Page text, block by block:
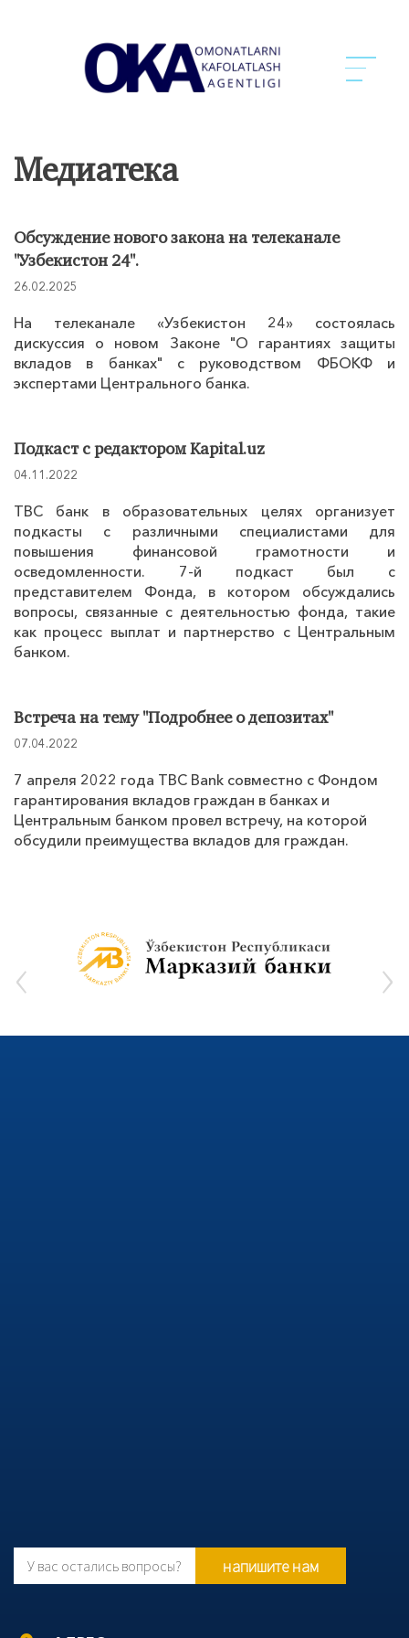
Медиатека
Обсуждение нового закона на телеканале
"Узбекистон 24".
26.02.2025
На телеканале «Узбекистон 24» состоялась
дискуссия о новом Законе "О гарантиях защиты
вкладов в банках" с руководством ФБОКФ и
экспертами Центрального банка.
Подкаст с редактором Kapital.uz
04.11.2022
TBC банк в образовательных целях организует
подкасты с различными специалистами для
повышения финансовой грамотности и
осведомленности. 7-й подкаст был с
представителем Фонда, в котором обсуждались
вопросы, связанные с деятельностью фонда, такие
как процесс выплат и партнерство с Центральным
банком.
Встреча на тему "Подробнее о депозитах"
07.04.2022
7 апреля 2022 года TBC Bank совместно с Фондом
гарантирования вкладов граждан в банках и
Центральным банком провел встречу, на которой
обсудили преимущества вкладов для граждан.
‹ ›
У вас остались вопросы? напишите нам